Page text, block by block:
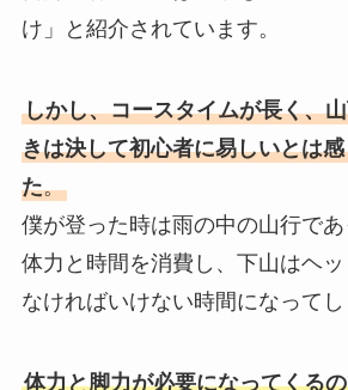
け」と紹介されています。
しかし、コースタイムが長く、
きは決して初心者に易しいとは
た。
僕が登った時は雨の中の山行で
体力と時間を消費し、下山はヘ
なければいけない時間になってし
体力と脚力が必要になってくる